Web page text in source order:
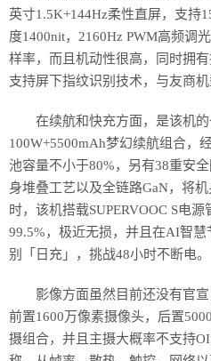
英寸1.5K+144Hz柔性直屏，支持
度1400nit，2160Hz PWM高频调
样率，而且机动性很高，同时拥
支持屏下指纹识别技术，与友商机
在续航和快充方面，是该机
100W+5500mAh梦幻续航组合，
池容量不小于80%，另有38重安
身堆叠工艺以及全链路GaN，将
时，该机搭载SUPERVOOC S电
99.5%，极近无损，并且在AI智
别「日充」，挑战48小时不断电。
影像方面虽然目前还没有官
前置1600万像素摄像头，后置
摄组合，并且主摄大概率不支持